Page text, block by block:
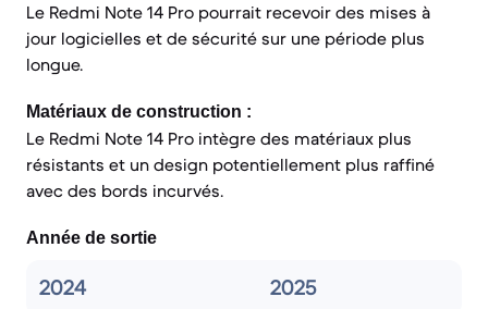
Le Redmi Note 14 Pro pourrait recevoir des mises à
jour logicielles et de sécurité sur une période plus
longue.
Matériaux de construction :
Le Redmi Note 14 Pro intègre des matériaux plus
résistants et un design potentiellement plus raffiné
avec des bords incurvés.
Année de sortie
2024 2025